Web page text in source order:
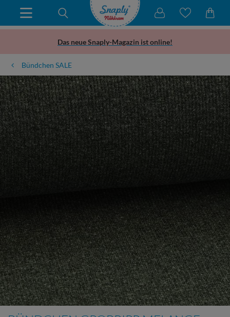
Das neue Snaply-Magazin ist online!
Bündchen SALE